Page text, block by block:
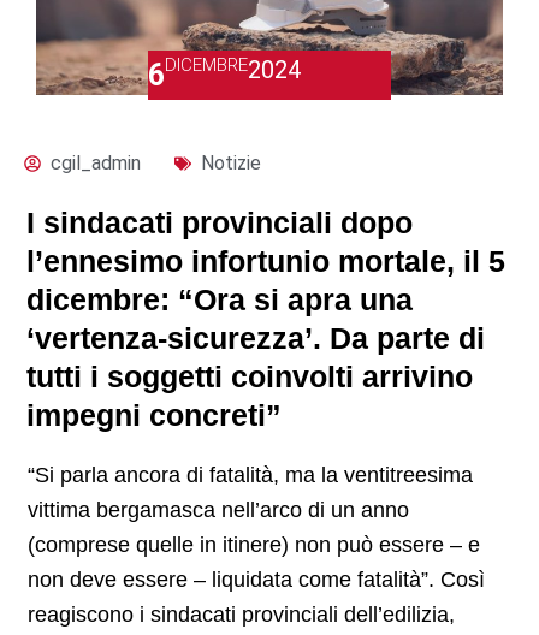
6DICEMBRE2024
cgil_admin Notizie
I sindacati provinciali dopo
l’ennesimo infortunio mortale, il 5
dicembre: “Ora si apra una
‘vertenza-sicurezza’. Da parte di
tutti i soggetti coinvolti arrivino
impegni concreti”
“Si parla ancora di fatalità, ma la ventitreesima
vittima bergamasca nell’arco di un anno
(comprese quelle in itinere) non può essere – e
non deve essere – liquidata come fatalità”. Così
reagiscono i sindacati provinciali dell’edilizia,